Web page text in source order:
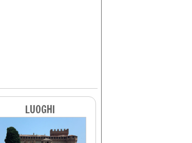
LUOGHI